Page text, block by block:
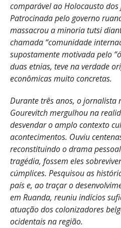
comparável ao Holocausto
Patrocinada pelo governo
massacrou a minoria tutsi
chamada “comunidade
supostamente motivada pelo
duas etnias, teve na verdade
econômicas muito concretas.
Durante três anos, o jornalista
Gourevitch mergulhou na
desvendar o amplo contexto
acontecimentos. Ouviu
reconstituindo o drama
tragédia, fossem eles
cúmplices. Pesquisou as
país e, ao traçar o
em Ruanda, reuniu indícios
atuação dos colonizadores
ocidentais na região.